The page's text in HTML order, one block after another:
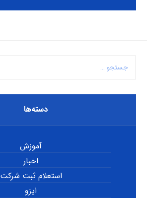
دسته‌ها
آموزش
اخبار
استعلام ثبت شرکت
ایزو